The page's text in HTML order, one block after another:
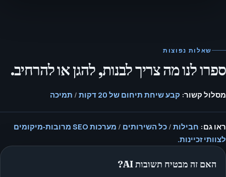
שאלות נפוצות
ספרו לנו מה צריך לבנות, להגן או להרחיב.
מסלול קשור: קבע שיחת תיחום של 20 דקות / תמיכה
ראו גם: חבילות / כל השירותים /
מערכות SEO מרובות‑מיקומים
לצוותי זכיינות.
האם זה מבטיח תשובות AI?